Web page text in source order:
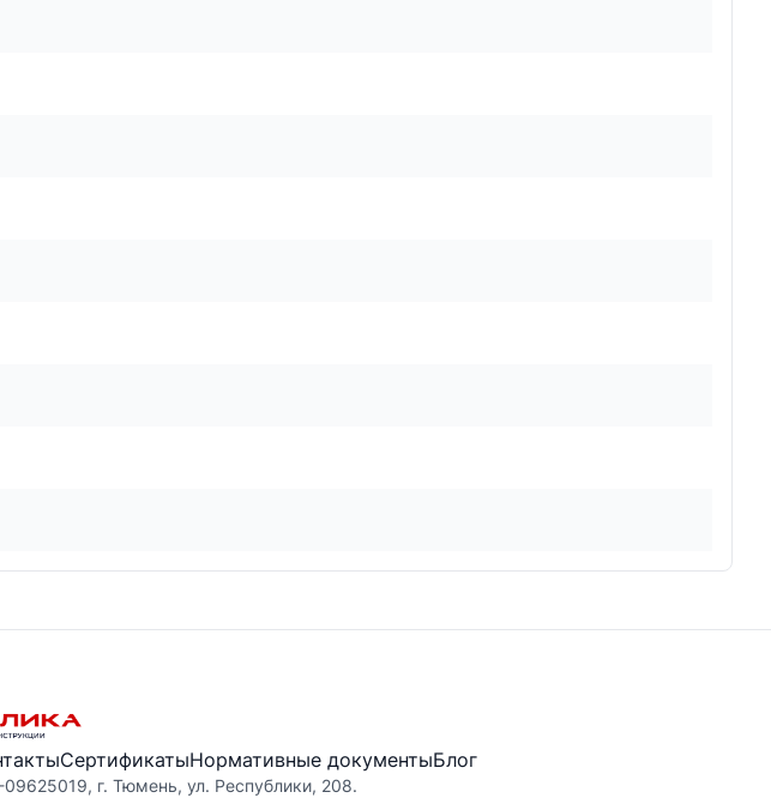
СертификатыНормативные документыБлог
09625019, г. Тюмень, ул. Республики, 208.